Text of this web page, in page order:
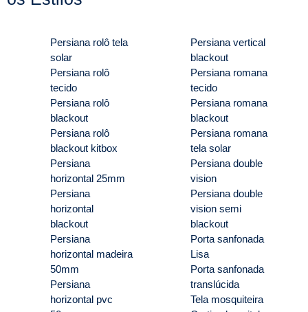
Persiana rolô tela
solar
Persiana rolô
tecido
Persiana rolô
blackout
Persiana rolô
blackout kitbox
Persiana
horizontal 25mm
Persiana
horizontal
blackout
Persiana
horizontal madeira
50mm
Persiana
horizontal pvc
Persiana vertical
blackout
Persiana romana
tecido
Persiana romana
blackout
Persiana romana
tela solar
Persiana double
vision
Persiana double
vision semi
blackout
Porta sanfonada
Lisa
Porta sanfonada
translúcida
Tela mosquiteira